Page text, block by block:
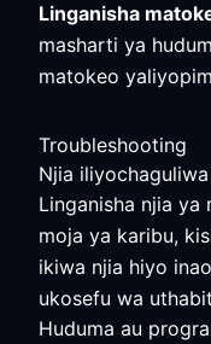
Linganisha
masharti ya
matokeo
Troubleshooting
Njia
Linganisha njia
moja ya karibu,
ikiwa njia hiyo
ukosefu wa
Huduma au